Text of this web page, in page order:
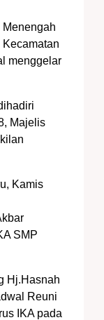
menggelar
Majelis
Kamis
SMP
Hj.Hasnah
Reuni
IKA pada